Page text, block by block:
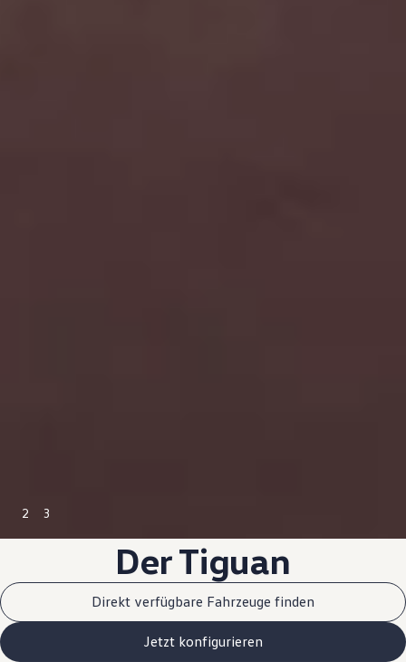
2 3
DerTiguan
Direkt verfügbare Fahrzeuge finden
Jetzt konfigurieren